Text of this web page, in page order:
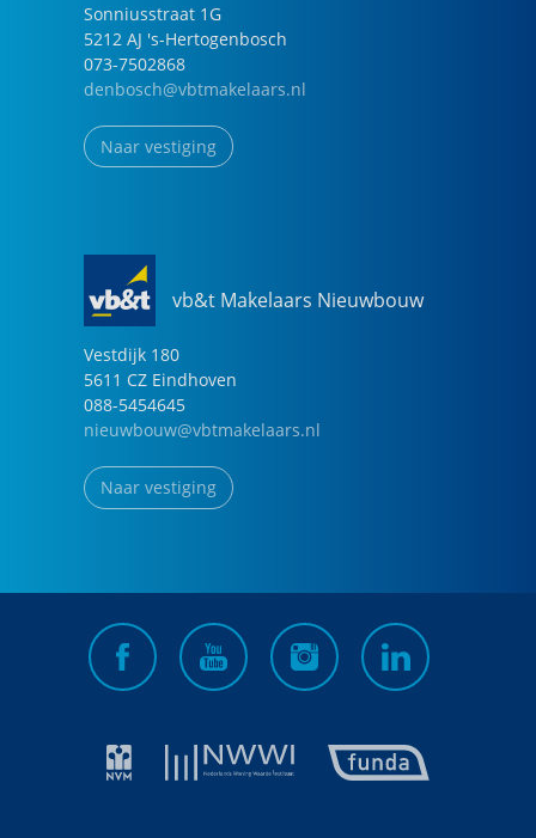
Sonniusstraat 1G
5212 AJ 's-Hertogenbosch
073-7502868
denbosch@vbtmakelaars.nl
Naar vestiging
vb&t Makelaars Nieuwbouw
Vestdijk 180
5611 CZ Eindhoven
088-5454645
nieuwbouw@vbtmakelaars.nl
Naar vestiging